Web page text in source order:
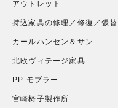
アウトレット
持込家具の修理／修復／張替
カールハンセン＆サン
北欧ヴィテージ家具
PP モブラー
宮崎椅子製作所